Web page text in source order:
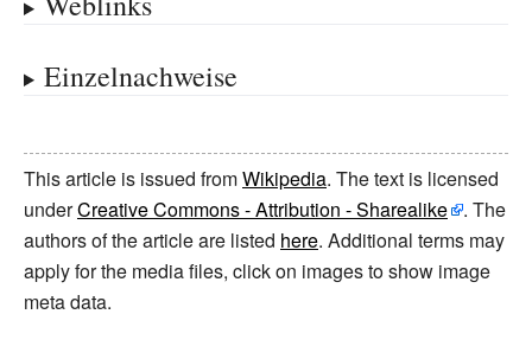
Einzelnachweise
This article is issued fromWikipedia. The text is licensed
underCreative Commons - Attribution - Sharealike
. The
authors of the article are listed here. Additional terms may
apply for the media files, click on images to show image
meta data.